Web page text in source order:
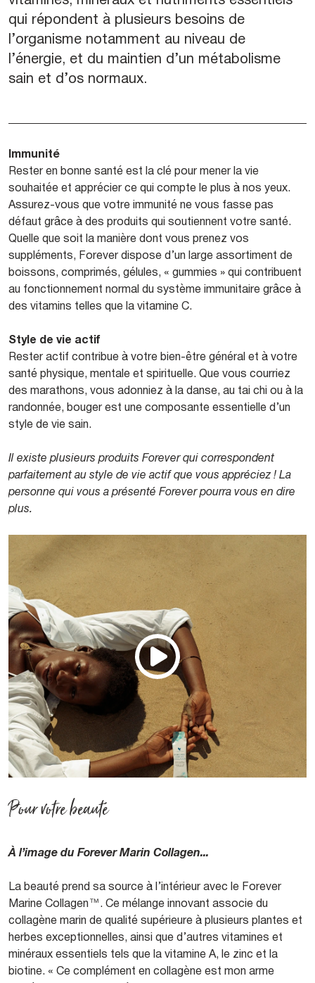
qui répondent à plusieurs besoins de
l’organisme notamment au niveau de
l’énergie, et du maintien d’un métabolisme
sain et d’os normaux.
Immunité
Rester en bonne santé est la clé pour mener la vie
souhaitée et apprécier ce qui compte le plus à nos yeux.
Assurez-vous que votre immunité ne vous fasse pas
défaut grâce à des produits qui soutiennent votre santé.
Quelle que soit la manière dont vous prenez vos
suppléments, Forever dispose d’un large assortiment de
boissons, comprimés, gélules, « gummies » qui contribuent
au fonctionnement normal du système immunitaire grâce à
des vitamins telles que la vitamine C.
Style de vie actif
Rester actif contribue à votre bien-être général et à votre
santé physique, mentale et spirituelle. Que vous courriez
des marathons, vous adonniez à la danse, au tai chi ou à la
randonnée, bouger est une composante essentielle d’un
style de vie sain.
Il existe plusieurs produits Forever qui correspondent
parfaitement au style de vie actif que vous appréciez ! La
personne qui vous a présenté Forever pourra vous en dire
plus.
Pour votre beauté
À l’image du Forever Marin Collagen...
La beauté prend sa source à l’intérieur avec le Forever
Marine Collagen™. Ce mélange innovant associe du
collagène marin de qualité supérieure à plusieurs plantes et
herbes exceptionnelles, ainsi que d’autres vitamines et
minéraux essentiels tels que la vitamine A, le zinc et la
biotine. « Ce complément en collagène est mon arme